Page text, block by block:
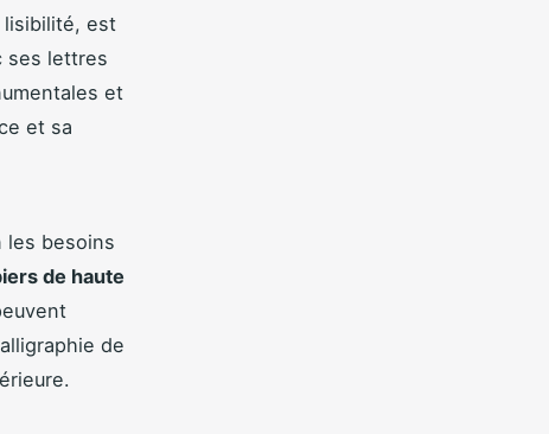
lisibilité, est
ses lettres
et
et sa
les besoins
de haute
de